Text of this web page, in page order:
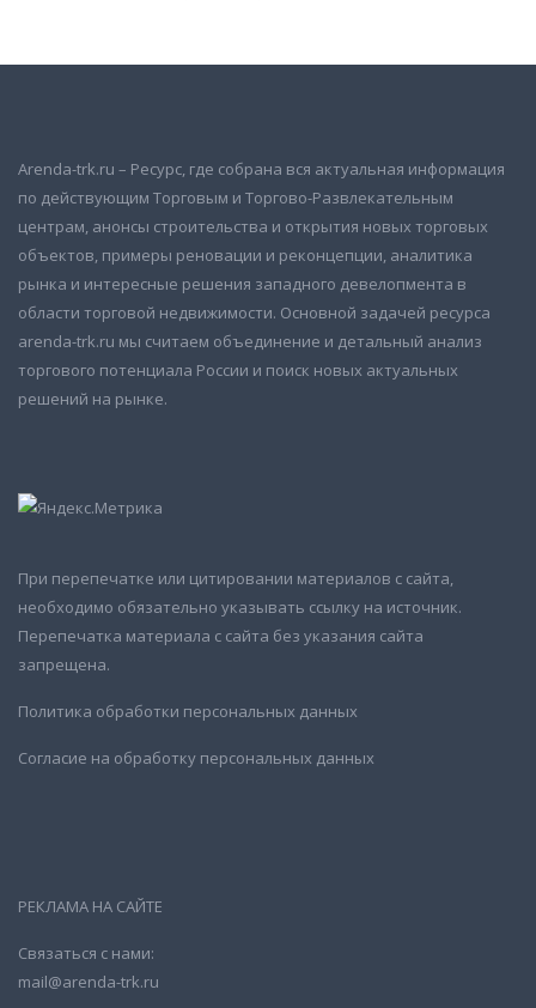
Arenda-trk.ru – Ресурс, где собрана вся актуальная информация
по действующим Торговым и Торгово-Развлекательным
центрам, анонсы строительства и открытия новых торговых
объектов, примеры реновации и реконцепции, аналитика
рынка и интересные решения западного девелопмента в
области торговой недвижимости. Основной задачей ресурса
arenda-trk.ru мы считаем объединение и детальный анализ
торгового потенциала России и поиск новых актуальных
решений на рынке.
При перепечатке или цитировании материалов с сайта,
необходимо обязательно указывать ссылку на источник.
Перепечатка материала с сайта без указания сайта
запрещена.
Политика обработки персональных данных
Согласие на обработку персональных данных
РЕКЛАМА НА САЙТЕ
Связаться с нами:
mail@arenda-trk.ru